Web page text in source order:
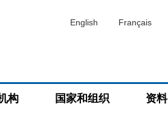
English Français
构 国家和组织 资料